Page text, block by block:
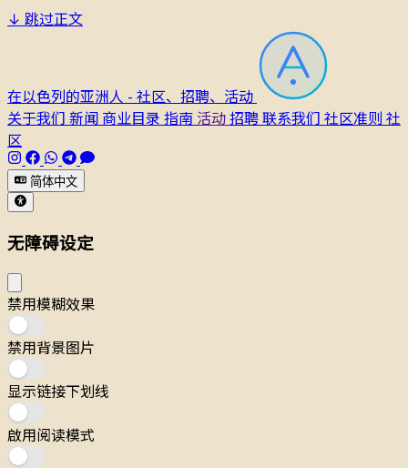
↓ 跳过正文
在以色列的亚洲人 - 社区、招聘、活动
关于我们 新闻 商业目录 指南 活动招聘联系我们 社区准则 社
区
简体中文
无障碍设定
禁用模糊效果
禁用背景图片
显示链接下划线
啟用阅读模式